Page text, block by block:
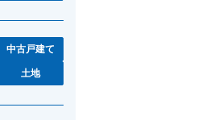
中古戸建て
土地